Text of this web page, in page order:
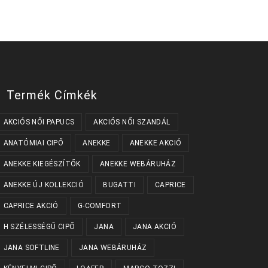
a
választhatók
Termék Címkék
AKCIÓS NŐI PAPUCS AKCIÓS NŐI SZANDÁL
ANATÓMIAI CIPŐ ANEKKE ANEKKE AKCIÓ
ANEKKE KIEGÉSZÍTŐK ANEKKE WEBÁRUHÁZ
ANEKKE ÚJ KOLLEKCIÓ BUGATTI CAPRICE
CAPRICE AKCIÓ G-COMFORT
H SZÉLESSÉGŰ CIPŐ JANA JANA AKCIÓ
JANA SOFTLINE JANA WEBÁRUHÁZ